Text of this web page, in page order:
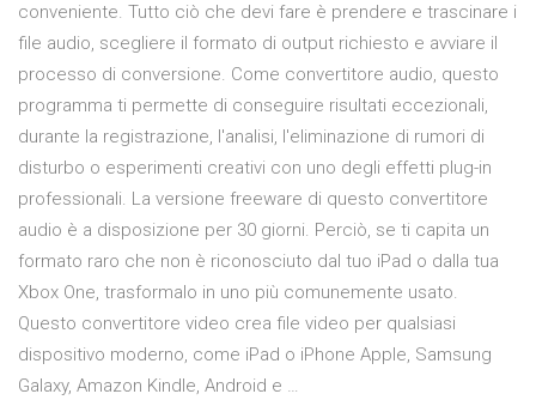
conveniente. Tutto ciò che devi fare è prendere e trascinare i
file audio, scegliere il formato di output richiesto e avviare il
processo di conversione. Come convertitore audio, questo
programma ti permette di conseguire risultati eccezionali,
durante la registrazione, l'analisi, l'eliminazione di rumori di
disturbo o esperimenti creativi con uno degli effetti plug-in
professionali. La versione freeware di questo convertitore
audio è a disposizione per 30 giorni. Perciò, se ti capita un
formato raro che non è riconosciuto dal tuo iPad o dalla tua
Xbox One, trasformalo in uno più comunemente usato.
Questo convertitore video crea file video per qualsiasi
dispositivo moderno, come iPad o iPhone Apple, Samsung
Galaxy, Amazon Kindle, Android e …